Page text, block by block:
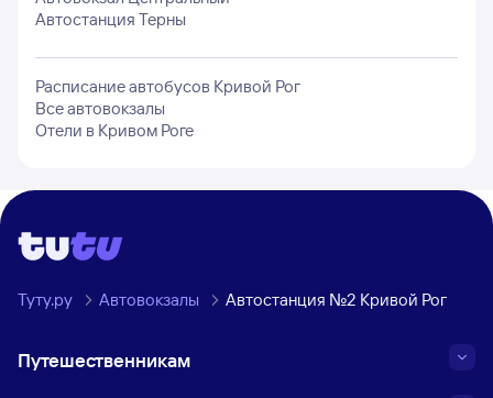
Автостанция Терны
Расписание автобусов Кривой Рог
Все автовокзалы
Отели в Кривом Роге
Туту.ру Автовокзалы Автостанция №2 Кривой Рог
Путешественникам